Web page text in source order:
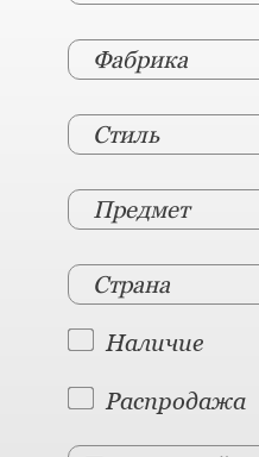
Фабрика
Стиль
Предмет
Страна
Наличие
Распродажа